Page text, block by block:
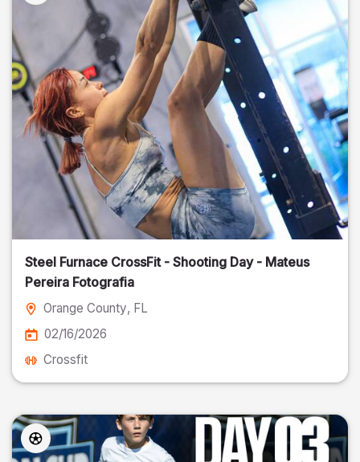
Steel Furnace CrossFit - Shooting Day - Mateus
Pereira Fotografia
Orange County, FL
02/16/2026
Crossfit